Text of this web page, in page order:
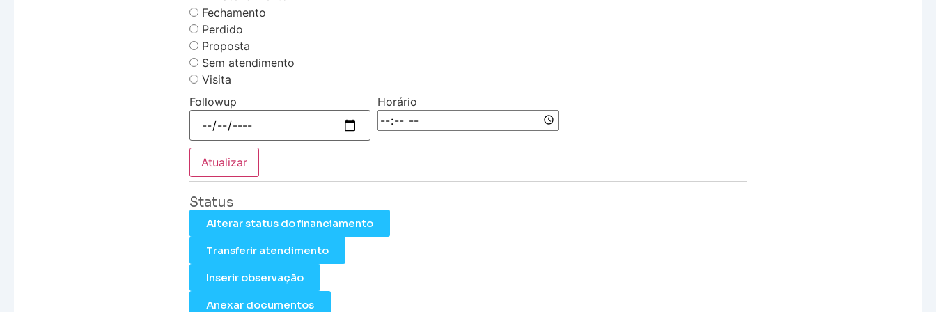
Fechamento
Perdido
Proposta
Sem atendimento
Visita
Followup
Horário
Atualizar
Status
Alterar status do financiamento
Transferir atendimento
Inserir observação
Anexar documentos